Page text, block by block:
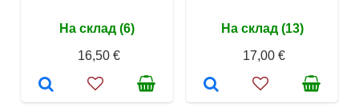
На склад (6)
16,50 €
На склад (13)
17,00 €